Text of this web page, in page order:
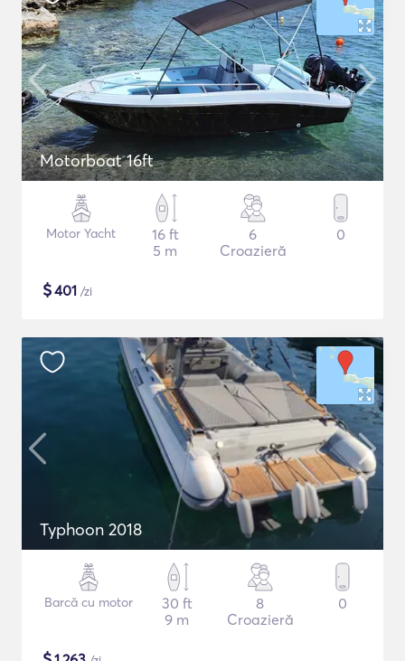
Motorboat 16ft
Motor Yacht
16 ft
5 m
6
Croazieră
0
$401 /zi
Typhoon 2018
Barcă cu motor
30 ft
9 m
8
Croazieră
0